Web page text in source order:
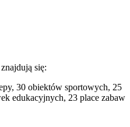
znajdują się:
30 obiektów sportowych, 25
edukacyjnych, 23 place zabaw